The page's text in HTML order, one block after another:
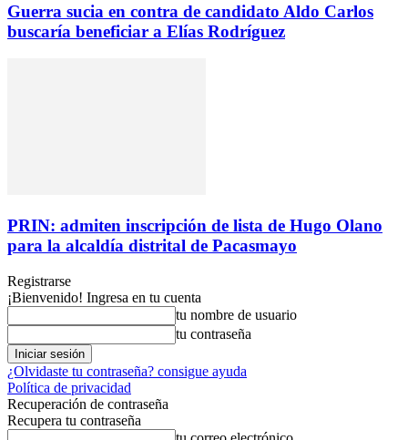
Guerra sucia en contra de candidato Aldo Carlos
buscaría beneficiar a Elías Rodríguez
PRIN: admiten inscripción de lista de Hugo Olano
para la alcaldía distrital de Pacasmayo
Registrarse
¡Bienvenido! Ingresa en tu cuenta
tu nombre de usuario
tu contraseña
¿Olvidaste tu contraseña? consigue ayuda
Política de privacidad
Recuperación de contraseña
Recupera tu contraseña